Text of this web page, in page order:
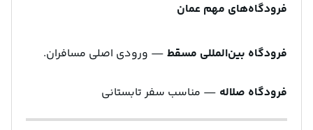
فرودگاه‌های مهم عمان
فرودگاه بین‌المللی مسقط — ورودی اصلی مسافران.
فرودگاه صلاله — مناسب سفر تابستانی